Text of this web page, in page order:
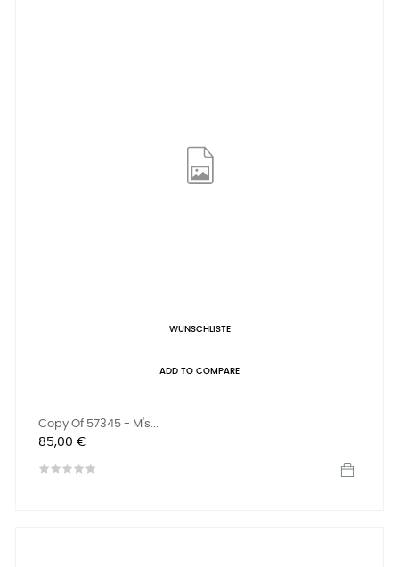
WUNSCHLISTE
ADD TO COMPARE
Copy Of 57345 - M's...
Preis
85,00 €